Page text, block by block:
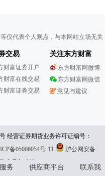
仅代表个人观点，与本网站立场无
交易
财富证券开户
财富在线交易
财富证券交易
关注东方财富
东方财富网微博
东方财富网微信
意见与建议
经营证券期货业务许可证编号：
报:021-61278686 举报邮箱：
备05006054号-11
沪公网安备
意见与建议:4000300059/952500
务 供应商平台
联系我